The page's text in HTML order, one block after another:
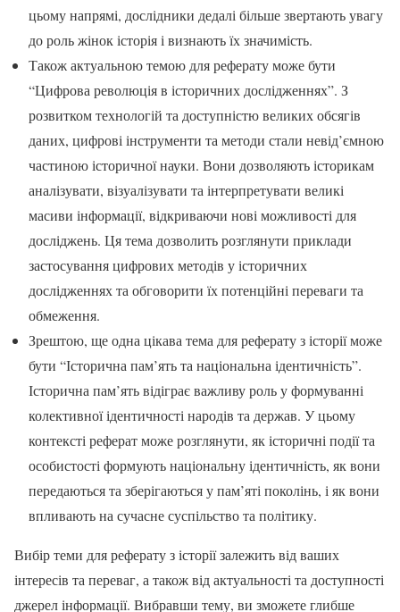
цьому напрямі, дослідники дедалі більше звертають увагу
до роль жінок історія і визнають їх значимість.
Також актуальною темою для реферату може бути
“Цифрова революція в історичних дослідженнях”. З
розвитком технологій та доступністю великих обсягів
даних, цифрові інструменти та методи стали невід’ємною
частиною історичної науки. Вони дозволяють історикам
аналізувати, візуалізувати та інтерпретувати великі
масиви інформації, відкриваючи нові можливості для
досліджень. Ця тема дозволить розглянути приклади
застосування цифрових методів у історичних
дослідженнях та обговорити їх потенційні переваги та
обмеження.
Зрештою, ще одна цікава тема для реферату з історії може
бути “Історична пам’ять та національна ідентичність”.
Історична пам’ять відіграє важливу роль у формуванні
колективної ідентичності народів та держав. У цьому
контексті реферат може розглянути, як історичні події та
особистості формують національну ідентичність, як вони
передаються та зберігаються у пам’яті поколінь, і як вони
впливають на сучасне суспільство та політику.
Вибір теми для реферату з історії залежить від ваших
інтересів та переваг, а також від актуальності та доступності
джерел інформації. Вибравши тему, ви зможете глибше